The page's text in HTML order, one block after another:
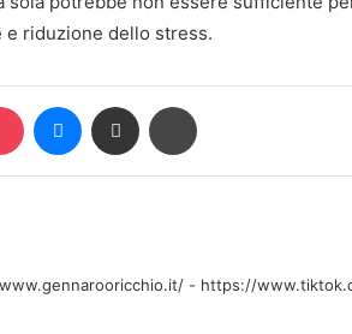
e riduzione dello stress.
Pocket Messenger
Condividi via mail
www.gennarooricchio.it/ - https://